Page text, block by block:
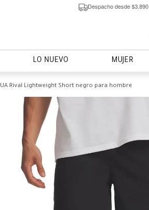
Despacho desde $3.890
LO NUEVO MUJER
UA Rival Lightweight Short negro para hombre